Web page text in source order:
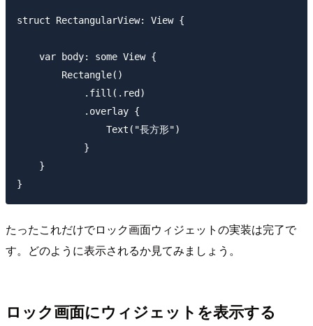
struct RectangularView: View {
    var body: some View {
        Rectangle()
            .fill(.red)
            .overlay {
                Text("長方形")
            }
    }
たったこれだけでロック画面ウィジェットの実装は完了で
す。どのように表示されるか見てみましょう。
ロック画面にウィジェットを表示する